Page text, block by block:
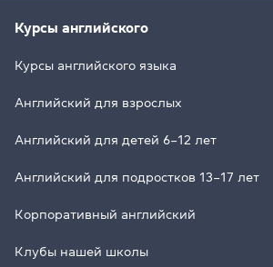
Курсы английского
Курсы английского языка
Английский для взрослых
Английский для детей 6–12 лет
Английский для подростков 13–17 лет
Корпоративный английский
Клубы нашей школы